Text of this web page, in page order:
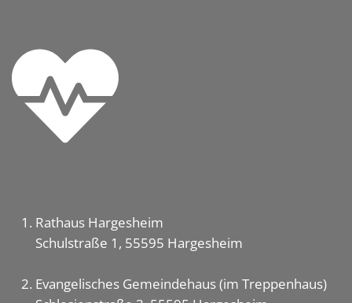
Rathaus Hargesheim
Schulstraße 1, 55595 Hargesheim
Evangelisches Gemeindehaus (im Treppenhaus)